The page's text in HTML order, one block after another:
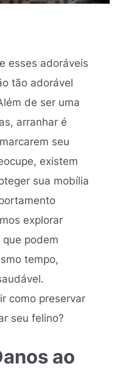
esses adoráveis
tão adorável
de ser uma
arranhar é
seu
existem
sua mobília
explorar
podem
tempo,
como preservar
seu felino?
ao